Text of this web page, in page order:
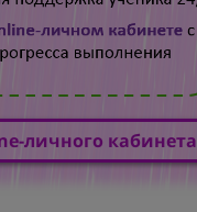
личного кабинета